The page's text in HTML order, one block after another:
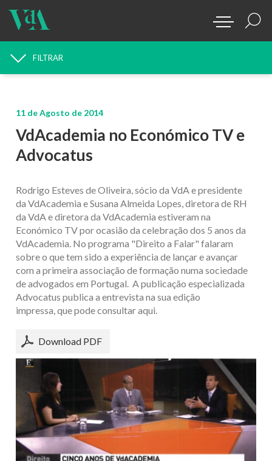
PROCURAR NOTÍCIAS
FILTRAR
11 de Agosto de 2014
VdAcademia no Económico TV e
Advocatus
Rodrigo Esteves de Oliveira, sócio da VdA e presidente
da VdAcademia e Susana Almeida Lopes, diretora de RH
da VdA e diretora da VdAcademia estiveram na
Económico TV por ocasião da celebração dos 5 anos da
VdAcademia. No programa "Direito a Falar" falaram
sobre o que tem sido a experiência de lançar e avançar
com a primeira associação de formação numa sociedade
de advogados em Portugal. A publicação especializada
Advocatus publica a entrevista na sua edição
impressa, que pode consultar aqui.
Download PDF